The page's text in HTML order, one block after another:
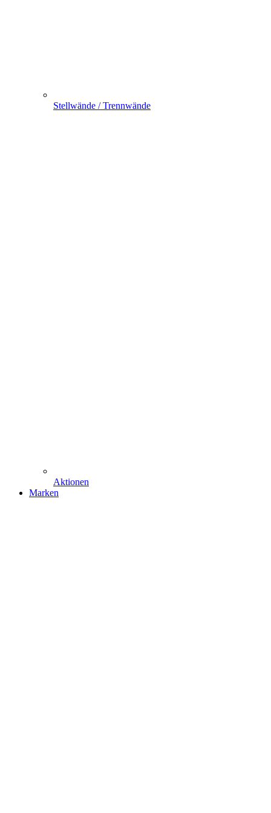
Stellwände / Trennwände
Aktionen
Marken